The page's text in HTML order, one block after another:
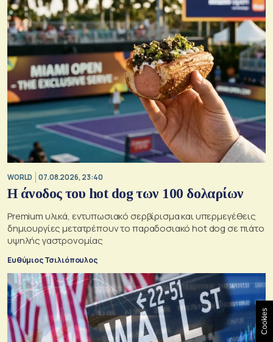
WORLD 07.08.2026, 23:40
Η άνοδος του hot dog των 100 δολαρίων
Premium υλικά, εντυπωσιακό σερβίρισμα και υπερμεγέθεις
δημιουργίες μετατρέπουν το παραδοσιακό hot dog σε πιάτο
υψηλής γαστρονομίας
Ευθύμιος Τσιλιόπουλος
Cookies